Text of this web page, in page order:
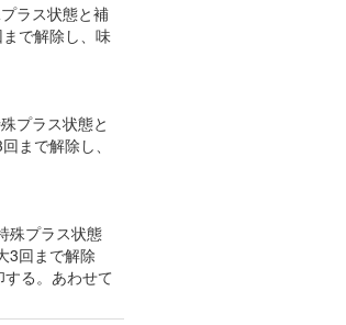
ラス状態と補
で解除し、味
プラス状態と
まで解除し、
殊プラス状態
3回まで解除
る。あわせて